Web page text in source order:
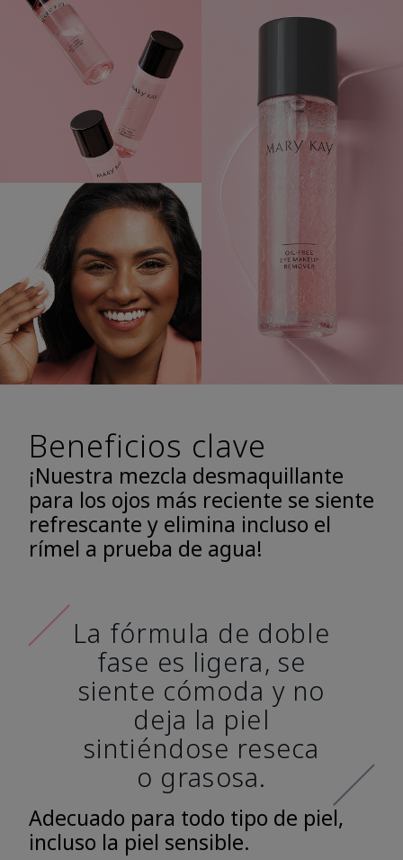
Beneficios clave
¡Nuestra mezcla desmaquillante
para los ojos más reciente se siente
refrescante y elimina incluso el
rímel a prueba de agua!
La fórmula de doble
fase es ligera, se
siente cómoda y no
deja la piel
sintiéndose reseca
o grasosa.
Adecuado para todo tipo de piel,
incluso la piel sensible.